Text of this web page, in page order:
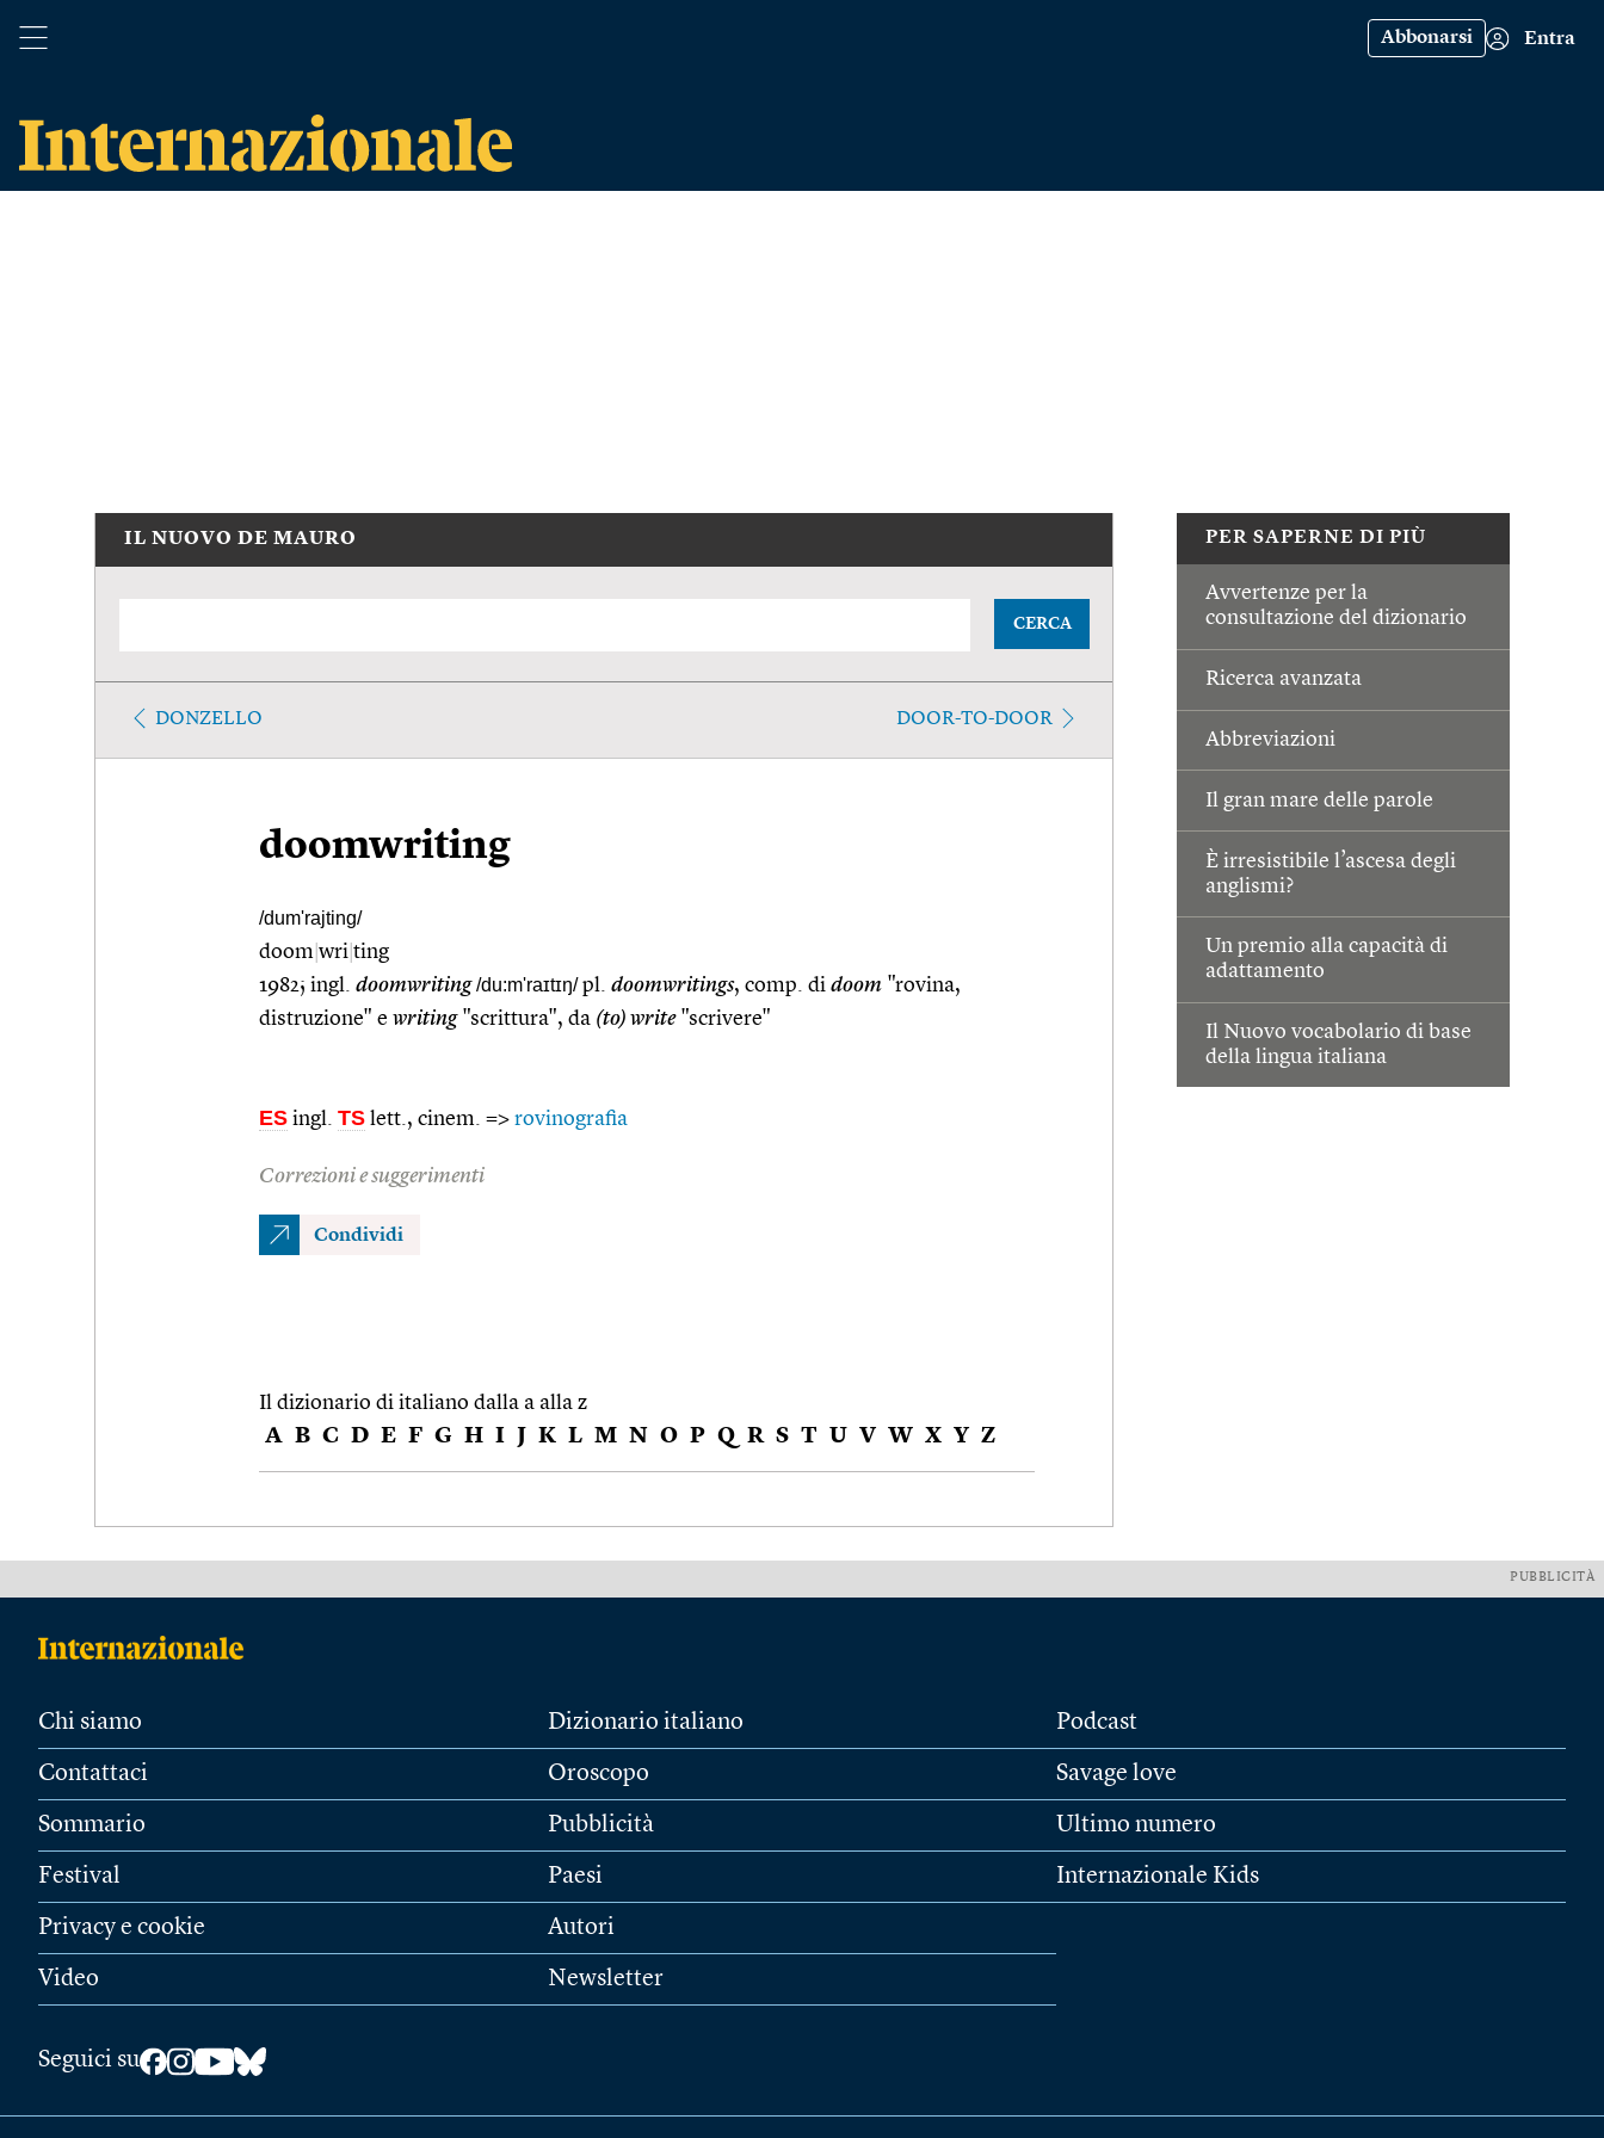
Abbonarsi Entra
PER SAPERNE DI PIÙ
Avvertenze per la
consultazione del dizionario
Ricerca avanzata
Abbreviazioni
Il gran mare delle parole
È irresistibile l’ascesa degli
anglismi?
Un premio alla capacità di
adattamento
Il Nuovo vocabolario di base
della lingua italiana
IL NUOVO DE MAURO
CERCA
DONZELLO DOOR-TO-DOOR
doomwriting
/dum'rajting/
doom wri ting
1982; ingl. doomwriting /du:m'raɪtɪŋ/pl. doomwritings, comp. di doom "rovina,
distruzione" e writing"scrittura", da (to) write"scrivere"
ES ingl. TS lett., cinem. => rovinografia
Correzioni e suggerimenti
Condividi
Il dizionario di italiano dalla a alla z
A B C D E F G H I J K L M N O P Q R S T U V W X Y Z
PUBBLICITÀ
Chi siamo
Contattaci
Sommario
Festival
Privacy e cookie
Video
Dizionario italiano
Oroscopo
Pubblicità
Paesi
Autori
Newsletter
Podcast
Savage love
Ultimo numero
Internazionale Kids
Seguici su